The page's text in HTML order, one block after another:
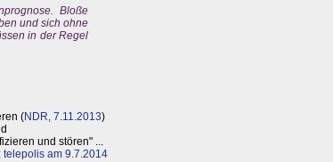
Bloße
und sich ohne
in der Regel
(NDR, 7.11.2013)
und stören" ...
telepolis am 9.7.2014